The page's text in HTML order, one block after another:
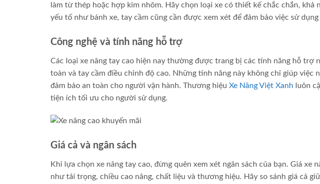
làm từ thép hoặc hợp kim nhôm. Hãy chọn loại xe có thiết kế chắc chắn, khả
yếu tố như bánh xe, tay cầm cũng cần được xem xét để đảm bảo việc sử
Công nghệ và tính năng hỗ trợ
Các loại xe nâng tay cao hiện nay thường được trang bị các tính năng hỗ trợ
toàn và tay cầm điều chỉnh độ cao. Những tính năng này không chỉ giúp việc
đảm bảo an toàn cho người vận hành. Thương hiệu Xe Nâng Việt Xanh luôn
tiện ích tối ưu cho người sử dụng.
Giá cả và ngân sách
Khi lựa chọn xe nâng tay cao, đừng quên xem xét ngân sách của bạn. Giá xe
như tải trọng, chiều cao nâng, chất liệu và thương hiệu. Hãy so sánh giá cả